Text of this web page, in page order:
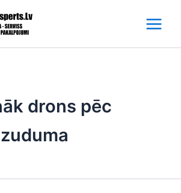
drons pēc